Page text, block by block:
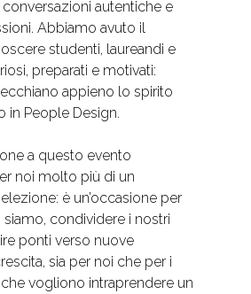
conversazioni autentiche e
Abbiamo avuto il
studenti, laureandi e
preparati e motivati:
appieno lo spirito
in People Design.
a questo evento
noi molto più di un
è un’occasione per
condividere i nostri
ponti verso nuove
sia per noi che per i
vogliono intraprendere un